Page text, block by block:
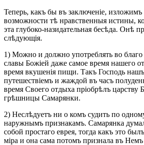
Теперь, какъ бы въ заключеніе,
возможности тѣ нравственныя истины,
эта глубоко-назидательная бесѣда. Онѣ
слѣдующія.
1) Можно и должно употреблять во
славы Божіей даже самое время нашего
время вкушенія пищи. Такъ Господь
путешествіемъ и жаждой въ часъ
время Своего отдыха пріобрѣлъ царству
грѣшницы Самарянки.
2) Неслѣдуетъ ни о комъ судить по
наружнымъ признакамъ. Самарянка
собой простаго еврея, тогда какъ это
міра и она сама потомъ признала въ